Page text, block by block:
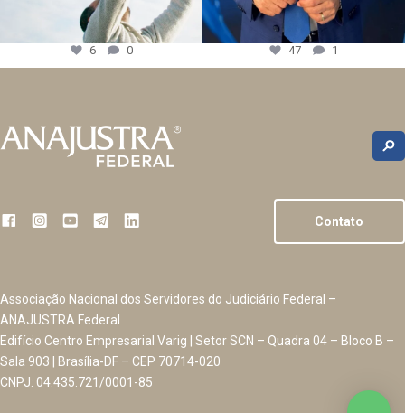
6 0 47 1
Contato
Associação Nacional dos Servidores do Judiciário Federal –
ANAJUSTRA Federal
Edifício Centro Empresarial Varig | Setor SCN – Quadra 04 – Bloco B –
Sala 903 | Brasília-DF – CEP 70714-020
CNPJ: 04.435.721/0001-85